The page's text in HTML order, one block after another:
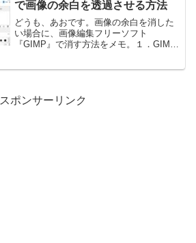
で画像の余白を透過させる方法
どうも、あおです。画像の余白を消した
い場合に、画像編集フリーソフト
『GIMP』で消す方法をメモ。１．GIMP
スポンサーリンク